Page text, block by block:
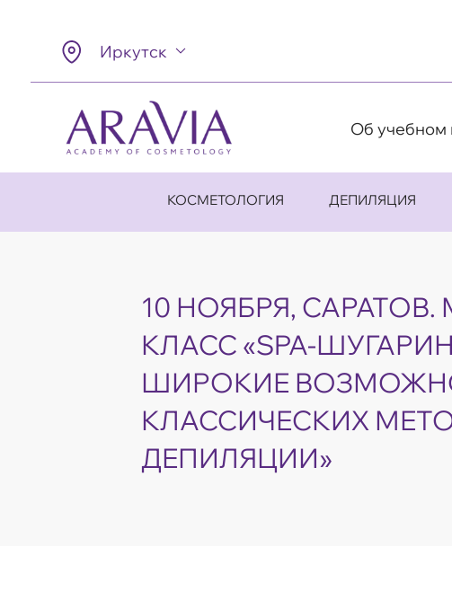
Иркутск
Об учебном
КОСМЕТОЛОГИЯ ДЕПИЛЯЦИЯ
10 НОЯБРЯ, САРАТОВ.
КЛАСС «SPA-
ШИРОКИЕ
КЛАССИЧЕСКИХ
ДЕПИЛЯЦИИ»